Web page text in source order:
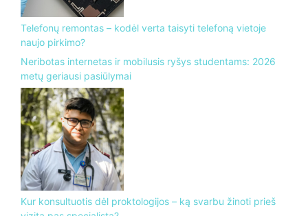
Telefonų remontas – kodėl verta taisyti telefoną vietoje
naujo pirkimo?
Neribotas internetas ir mobilusis ryšys studentams: 2026
metų geriausi pasiūlymai
Kur konsultuotis dėl proktologijos – ką svarbu žinoti prieš